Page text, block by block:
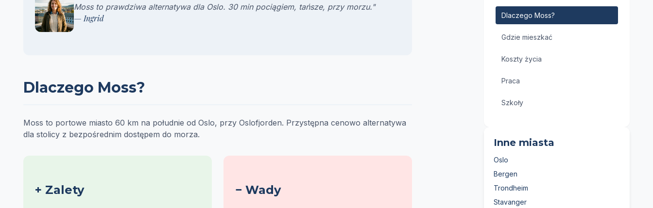
Moss to prawdziwa alternatywa dla Oslo. 30 min pociągiem, tańsze, przy morzu."
— Ingrid
Dlaczego Moss?
Moss to portowe miasto 60 km na południe od Oslo, przy Oslofjorden. Przystępna cenowo alternatywa
dla stolicy z bezpośrednim dostępem do morza.
+ Zalety − Wady
Dlaczego Moss?
Gdzie mieszkać
Koszty życia
Praca
Szkoły
Inne miasta
Oslo
Bergen
Trondheim
Stavanger